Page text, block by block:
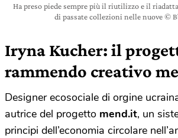
Ha preso piede sempre più il riutilizzo e il
di passate collezioni nelle nuove ©
Iryna Kucher: il
rammendo creativo
Designer ecosociale di orgine
autrice del progetto mend.it, un
principi dell’economia circolare